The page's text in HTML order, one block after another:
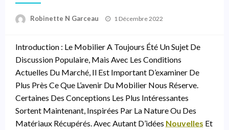
Robinette N Garceau
Posted
1 Décembre 2022
Introduction : Le Mobilier A Toujours Été Un Sujet De
Discussion Populaire, Mais Avec Les Conditions
Actuelles Du Marché, Il Est Important D’examiner De
Plus Près Ce Que L’avenir Du Mobilier Nous Réserve.
Certaines Des Conceptions Les Plus Intéressantes
Sortent Maintenant, Inspirées Par La Nature Ou Des
Matériaux Récupérés. Avec Autant D’idées Nouvelles Et